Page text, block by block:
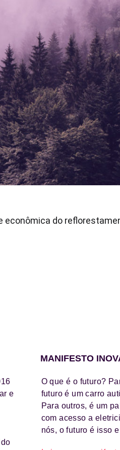
econômica do
e
MANIFESTO
O que é o futuro?
futuro é um carro
Para outros, é um
com acesso a
nós, o futuro é isso